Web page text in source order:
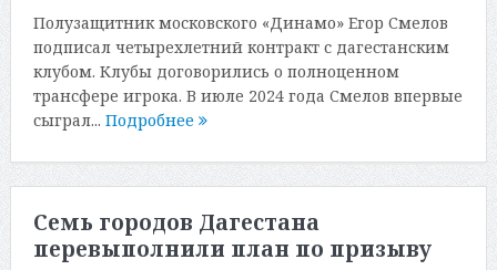
Полузащитник московского «Динамо» Егор Смелов
подписал четырехлетний контракт с дагестанским
клубом. Клубы договорились о полноценном
трансфере игрока. В июле 2024 года Смелов впервые
сыграл... Подробнее
Семь городов Дагестана
перевыполнили план по призыву